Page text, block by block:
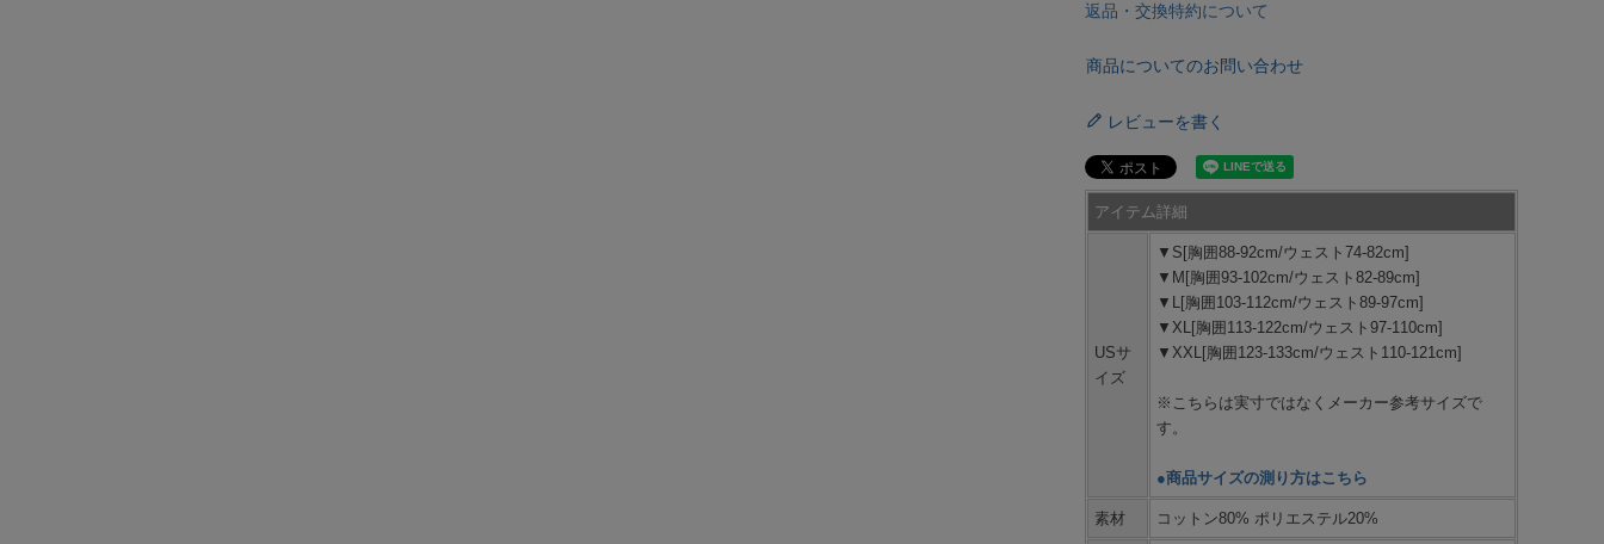
返品・交換特約について
商品についてのお問い合わせ
レビューを書く
アイテム詳細
USサ
イズ
▼S[胸囲88-92cm/ウェスト74-82cm]
▼M[胸囲93-102cm/ウェスト82-89cm]
▼L[胸囲103-112cm/ウェスト89-97cm]
▼XL[胸囲113-122cm/ウェスト97-110cm]
▼XXL[胸囲123-133cm/ウェスト110-121cm]
※こちらは実寸ではなくメーカー参考サイズで
す。
●商品サイズの測り方はこちら
素材 コットン80% ポリエステル20%